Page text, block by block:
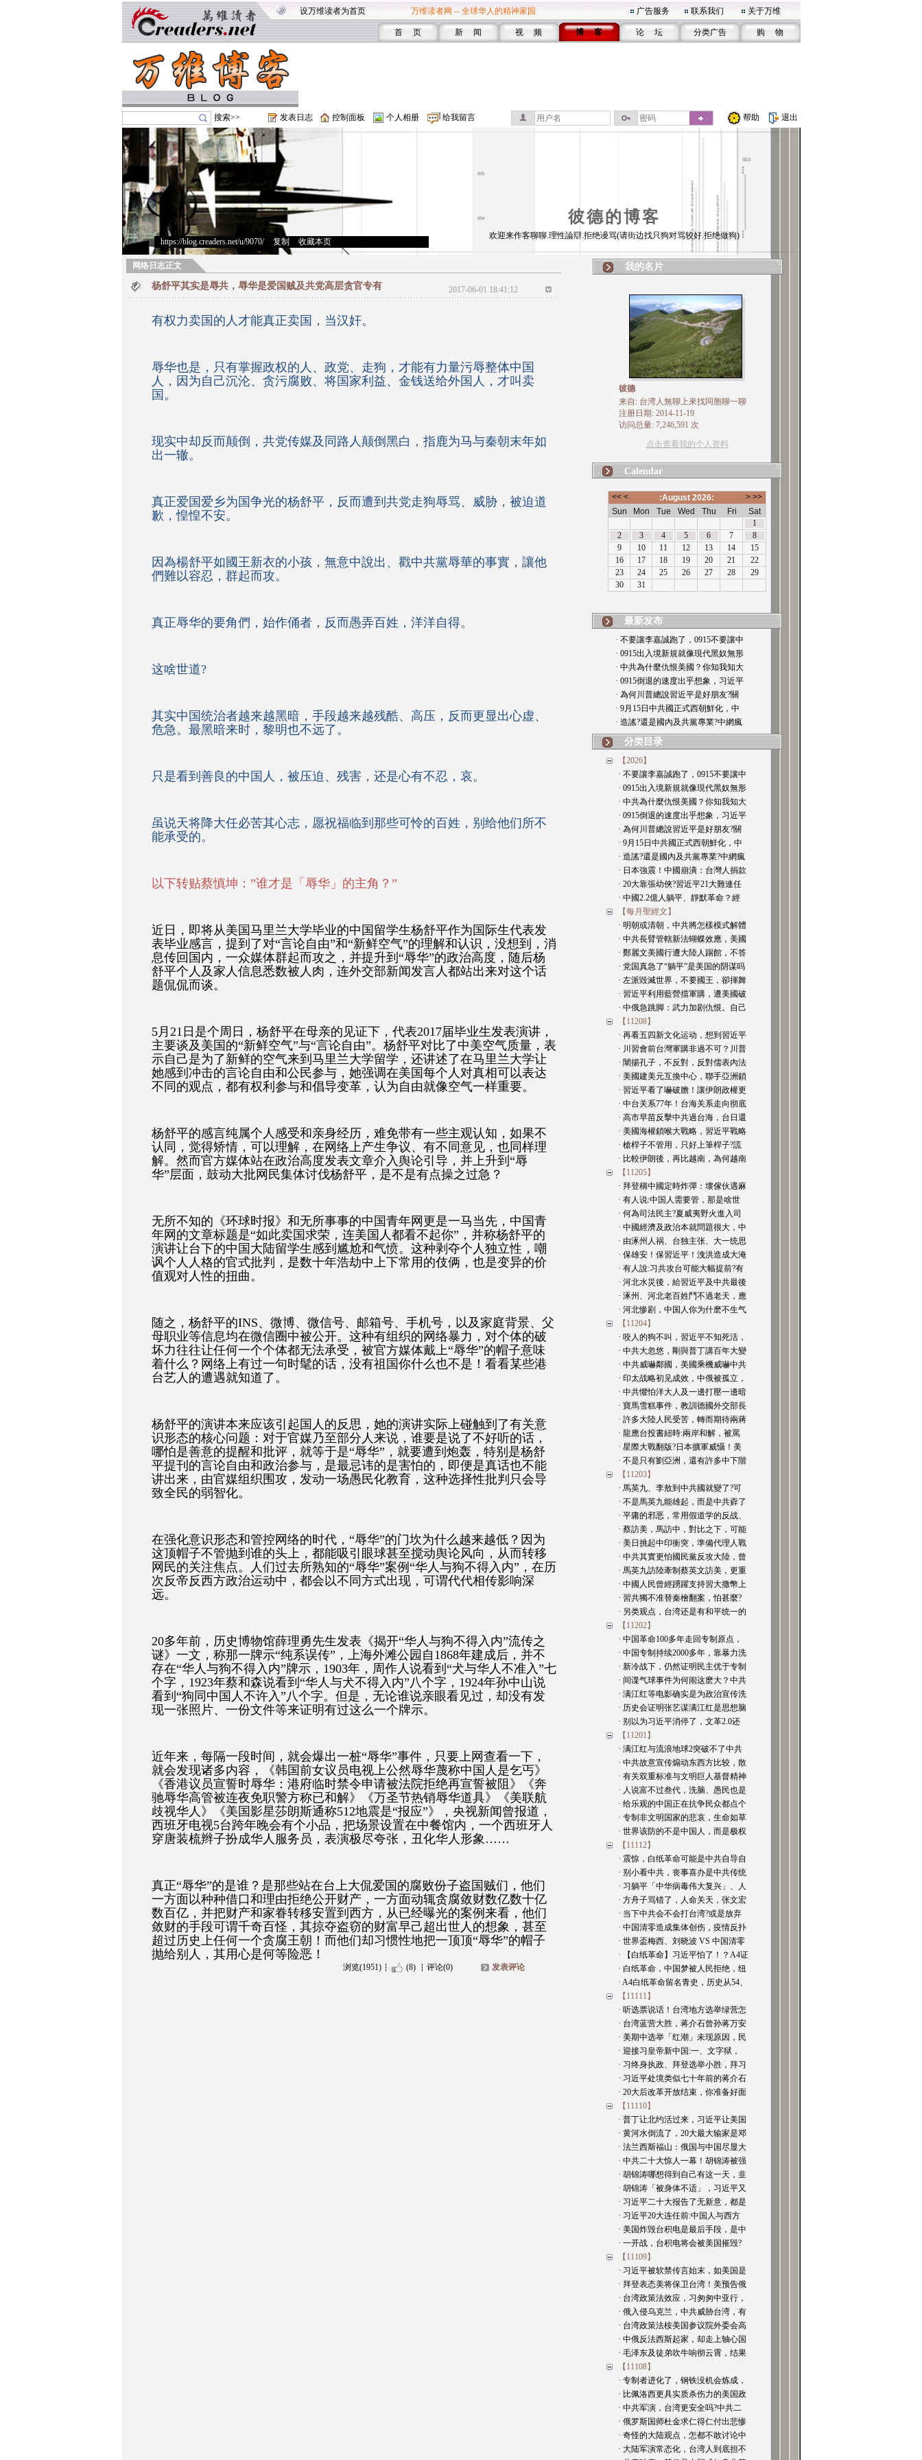
设万维读者为首页 万维读者网 -- 全球华人的精神家园 广告服务 联系我们 关于万维
首 页 新 闻 视 频 博 客 论 坛 分类广告 购 物
搜索>> 发表日志 控制面板 个人相册 给我留言 帮助 退出
彼德的博客
https://blog.creaders.net/u/9070/> 复制 收藏本页
欢迎来作客聊聊.理性論辯.拒绝谩骂(请街边找只狗对骂较好.拒绝做狗)
网络日志正文
杨舒平其实是辱共，辱华是爱国贼及共党高层贪官专有 2017-06-01 18:41:12
有权力卖国的人才能真正卖国，当汉奸。
辱华也是，只有掌握政权的人、政党、走狗，才能有力量污辱整体中国
人，因为自己沉沦、贪污腐败、将国家利益、金钱送给外国人，才叫卖
国。
现实中却反而颠倒，共党传媒及同路人颠倒黑白，指鹿为马与秦朝末年如
出一辙。
真正爱国爱乡为国争光的杨舒平，反而遭到共党走狗辱骂、威胁，被迫道
歉，惶惶不安。
因為楊舒平如國王新衣的小孩，無意中說出、戳中共黨辱華的事實，讓他
們難以容忍，群起而攻。
真正辱华的要角們，始作俑者，反而愚弄百姓，洋洋自得。
这啥世道?
其实中国统治者越来越黑暗，手段越来越残酷、高压，反而更显出心虚、
危急。最黑暗来时，黎明也不远了。
只是看到善良的中国人，被压迫、残害，还是心有不忍，哀。
虽说天将降大任必苦其心志，愿祝福临到那些可怜的百姓，别给他们所不
能承受的。
以下转贴蔡慎坤：”谁才是「辱华」的主角？”
近日，即将从美国马里兰大学毕业的中国留学生杨舒平作为国际生代表发
表毕业感言，提到了对“言论自由”和“新鲜空气”的理解和认识，没想到，消
息传回国内，一众媒体群起而攻之，并提升到“辱华”的政治高度，随后杨
舒平个人及家人信息悉数被人肉，连外交部新闻发言人都站出来对这个话
题侃侃而谈。
5月21日是个周日，杨舒平在母亲的见证下，代表2017届毕业生发表演讲，
主要谈及美国的“新鲜空气”与“言论自由”。杨舒平对比了中美空气质量，表
示自己是为了新鲜的空气来到马里兰大学留学，还讲述了在马里兰大学让
她感到冲击的言论自由和公民参与，她强调在美国每个人对真相可以表达
不同的观点，都有权利参与和倡导变革，认为自由就像空气一样重要。
杨舒平的感言纯属个人感受和亲身经历，难免带有一些主观认知，如果不
认同，觉得矫情，可以理解，在网络上产生争议、有不同意见，也同样理
解。然而官方媒体站在政治高度发表文章介入舆论引导，并上升到“辱
华”层面，鼓动大批网民集体讨伐杨舒平，是不是有点操之过急？
无所不知的《环球时报》和无所事事的中国青年网更是一马当先，中国青
年网的文章标题是“如此卖国求荣，连美国人都看不起你”，并称杨舒平的
演讲让台下的中国大陆留学生感到尴尬和气愤。这种剥夺个人独立性，嘲
讽个人人格的官式批判，是数十年浩劫中上下常用的伎俩，也是变异的价
值观对人性的扭曲。
随之，杨舒平的INS、微博、微信号、邮箱号、手机号，以及家庭背景、父
母职业等信息均在微信圈中被公开。这种有组织的网络暴力，对个体的破
坏力往往让任何一个个体都无法承受，被官方媒体戴上“辱华”的帽子意味
着什么？网络上有过一句时髦的话，没有祖国你什么也不是！看看某些港
台艺人的遭遇就知道了。
杨舒平的演讲本来应该引起国人的反思，她的演讲实际上碰触到了有关意
识形态的核心问题：对于官媒乃至部分人来说，谁要是说了不好听的话，
哪怕是善意的提醒和批评，就等于是“辱华”，就要遭到炮轰，特别是杨舒
平提刊的言论自由和政治参与，是最忌讳的是害怕的，即便是真话也不能
讲出来，由官媒组织围攻，发动一场愚民化教育，这种选择性批判只会导
致全民的弱智化。
在强化意识形态和管控网络的时代，“辱华”的门坎为什么越来越低？因为
这顶帽子不管抛到谁的头上，都能吸引眼球甚至搅动舆论风向，从而转移
网民的关注焦点。人们过去所熟知的“辱华”案例“华人与狗不得入内”，在历
次反帝反西方政治运动中，都会以不同方式出现，可谓代代相传影响深
远。
20多年前，历史博物馆薛理勇先生发表《揭开“华人与狗不得入内”流传之
谜》一文，称那一牌示“纯系误传”，上海外滩公园自1868年建成后，并不
存在“华人与狗不得入内”牌示，1903年，周作人说看到“犬与华人不准入”七
个字，1923年蔡和森说看到“华人与犬不得入内”八个字，1924年孙中山说
看到“狗同中国人不许入”八个字。但是，无论谁说亲眼看见过，却没有发
现一张照片、一份文件等来证明有过这么一个牌示。
近年来，每隔一段时间，就会爆出一桩“辱华”事件，只要上网查看一下，
就会发现诸多内容，《韩国前女议员电视上公然辱华蔑称中国人是乞丐》
《香港议员宣誓时辱华：港府临时禁令申请被法院拒绝再宣誓被阻》《奔
驰辱华高管被连夜免职警方称已和解》《万圣节热销辱华道具》《美联航
歧视华人》《美国影星莎朗斯通称512地震是“报应”》，央视新闻曾报道，
西班牙电视5台跨年晚会有个小品，把场景设置在中餐馆内，一个西班牙人
穿唐装梳辫子扮成华人服务员，表演极尽夸张，丑化华人形象……
真正“辱华”的是谁？是那些站在台上大侃爱国的腐败份子盗国贼们，他们
一方面以种种借口和理由拒绝公开财产，一方面动辄贪腐敛财数亿数十亿
数百亿，并把财产和家眷转移安置到西方，从已经曝光的案例来看，他们
敛财的手段可谓千奇百怪，其掠夺盗窃的财富早己超出世人的想象，甚至
超过历史上任何一个贪腐王朝！而他们却习惯性地把一顶顶“辱华”的帽子
抛给别人，其用心是何等险恶！
浏览(1951) (8) 评论(0) 发表评论
我的名片
彼德
来自: 台湾人無聊上來找同胞聊一聊
注册日期: 2014-11-19
访问总量: 7,246,591 次
点击查看我的个人资料
Calendar
最新发布
· 不要讓李嘉誠跑了，0915不要讓中
· 0915出入境新規就像現代黑奴無形
· 中共為什麼仇恨美國？你知我知大
· 0915倒退的速度出乎想象，习近平
· 為何川普總說習近平是好朋友?關
· 9月15日中共國正式西朝鮮化，中
· 造謠?還是國內及共黨專業?中網瘋
分类目录
【2026】
· 不要讓李嘉誠跑了，0915不要讓中
· 0915出入境新規就像現代黑奴無形
· 中共為什麼仇恨美國？你知我知大
· 0915倒退的速度出乎想象，习近平
· 為何川普總說習近平是好朋友?關
· 9月15日中共國正式西朝鮮化，中
· 造謠?還是國內及共黨專業?中網瘋
· 日本強震！中國崩潰：台灣人捐款
· 20大靠張幼俠?習近平21大難連任
· 中國2.2億人躺平、靜默革命？經
【每月聖經文】
· 明朝或清朝，中共將怎樣模式解體
· 中共長臂管轄新法蝴蝶效應，美國
· 鄭麗文美國行遭大陸人踢館，不答
· 党国真急了“躺平”是美国的阴谋吗
· 左派毀滅世界，不要國王，卻揮舞
· 習近平利用藍營擋軍購，遭美國破
· 中俄急跳脚：武力加剧仇恨。自己
【11208】
· 再看五四新文化运动，想到習近平
· 川習會前台灣軍購非過不可？川普
· 闡揚孔子，不反對，反對儒表內法
· 美國建美元互換中心，聯手亞洲鎖
· 習近平看了嚇破膽！讓伊朗政權更
· 中台关系77年！台海关系走向彻底
· 高市早苗反擊中共過台海，台日還
· 美國海權鎖喉大戰略，習近平戰略
· 槍桿子不管用，只好上筆桿子?謊
· 比較伊朗後，再比越南，為何越南
【11205】
· 拜登稱中國定時炸彈：壞傢伙遇麻
· 有人说:中国人需要管，那是啥世
· 何為司法民主?夏威夷野火進入司
· 中國經濟及政治本就問題很大，中
· 由涿州人祸、台独主张、大一统思
· 保雄安！保習近平！洩洪造成大淹
· 有人說:习共攻台可能大幅提前?有
· 河北水災後，給習近平及中共最後
· 涿州、河北老百姓鬥不過老天，應
· 河北惨剧，中国人你为什麽不生气
【11204】
· 咬人的狗不叫，習近平不知死活，
· 中共大忽悠，剛與普丁講百年大變
· 中共威嚇鄰國，美國乘機威嚇中共
· 印太战略初见成效，中俄被孤立，
· 中共懼怕洋大人及一邊打壓一邊暗
· 寶馬雪糕事件，教訓德國外交部長
· 許多大陸人民受苦，轉而期待兩蔣
· 龍應台投書紐時:兩岸和解，被罵
· 星際大戰翻版?日本擴軍威懾！美
· 不是只有劉亞洲，還有許多中下階
【11203】
· 馬英九、李敖到中共國就變了?可
· 不是馬英九能雄起，而是中共孬了
· 平庸的邪恶，常用假道学的反战、
· 蔡訪美，馬訪中，對比之下，可能
· 美日挑起中印衝突，準備代理人戰
· 中共其實更怕國民黨反攻大陸，曾
· 馬英九訪陸牽制蔡英文訪美，更重
· 中國人民曾經踴躍支持習大撒幣上
· 習共獨不准替秦檜翻案，怕甚麼?
· 另类观点，台湾还是有和平统一的
【11202】
· 中国革命100多年走回专制原点，
· 中国专制持续2000多年，靠暴力洗
· 新冷战下，仍然证明民主优于专制
· 间谍气球事件为何闹这麽大？中共
· 满江红等电影确实是为政治宣传洗
· 历史会证明张艺谋满江红是思想脑
· 别以为习近平消停了，文革2.0还
【11201】
· 满江红与流浪地球2突破不了中共
· 中共故意宣传煽动东西方比较，散
· 有关双重标准与文明巨人基督精神
· 人说富不过叁代，洗脑、愚民也是
· 给乐观的中国正在抗争民众都点个
· 专制非文明国家的悲哀，生命如草
· 世界该防的不是中国人，而是极权
【11112】
· 震惊，白纸革命可能是中共自导自
· 别小看中共，丧事喜办是中共传统
· 习躺平「中华病毒伟大复兴」、人
· 方舟子骂错了，人命关天，张文宏
· 当下中共会不会打台湾?或是放弃
· 中国清零造成集体创伤，疫情反扑
· 世界盃梅西、刘晓波 VS 中国清零
· 【白纸革命】习近平怕了！？A4证
· 白纸革命，中国梦被人民拒绝，纽
· A4白纸革命留名青史，历史从54、
【11111】
· 听选票说话！台湾地方选举绿营怎
· 台湾蓝营大胜，蒋介石曾孙蒋万安
· 美期中选举「红潮」未现原因，民
· 迎接习皇帝新中国:一、文字狱，
· 习终身执政、拜登选举小胜，拜习
· 习近平处境类似七十年前的蒋介石
· 20大后改革开放结束，你准备好面
【11110】
· 普丁让北约活过来，习近平让美国
· 黄河水倒流了，20大最大输家是邓
· 法兰西斯福山：俄国与中国尽显大
· 中共二十大惊人一幕！胡锦涛被强
· 胡锦涛哪想得到自己有这一天，韭
· 胡锦涛「被身体不适」，习近平又
· 习近平二十大报告了无新意，都是
· 习近平20大连任前:中国人与西方
· 美国炸毁台积电是最后手段，是中
· 一开战，台积电将会被美国摧毁?
【11109】
· 习近平被软禁传言始末，如美国是
· 拜登表态美将保卫台湾！美预告俄
· 台湾政策法效应，习匆匆中亚行，
· 俄入侵乌克兰，中共威胁台湾，有
· 台湾政策法桉美国参议院外委会高
· 中俄反法西斯起家，却走上轴心国
· 毛泽东及徒弟吹牛响彻云霄，结果
【11108】
· 专制者进化了，钢铁没机会炼成，
· 比佩洛西更具实质杀伤力的美国政
· 中共军演，台湾更安全吗?中共二
· 俄罗斯国师杜金求仁得仁付出悲惨
· 奇怪的大陆观点，怎都不敢讨论中
· 大陆军演常态化，台湾人到底担不